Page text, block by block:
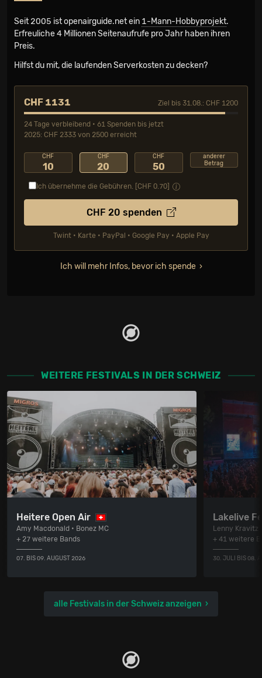
Seit 2005 ist openairguide.net ein 1-Mann-Hobbyprojekt.
Erfreuliche 4 Millionen Seiten­aufrufe pro Jahr haben ihren
Preis.
Hilfst du mit, die laufenden Serverkosten zu decken?
CHF 1131 Ziel bis 31.08.: CHF 1200
24 Tage verbleibend • 61 Spenden bis jetzt
2025: CHF 2333 von 2500 erreicht
CHF
10
CHF
20
CHF
50
anderer
Betrag
Ich übernehme die Gebühren. [CHF 0.70
CHF 20 spenden
Twint • Karte • PayPal • Google Pay • Apple Pay
Ich will mehr Infos, bevor ich spende
WEITERE FESTIVALS IN DER SCHWEIZ
Heitere Open Air
Amy Macdonald • Bonez MC
+ 27 weitere Bands
07. BIS 09. AUGUST 2026
Lakelive
Lenny Kravitz
+ 41 weitere
30. JULI BIS 08.
alle Festivals in der Schweiz anzeigen